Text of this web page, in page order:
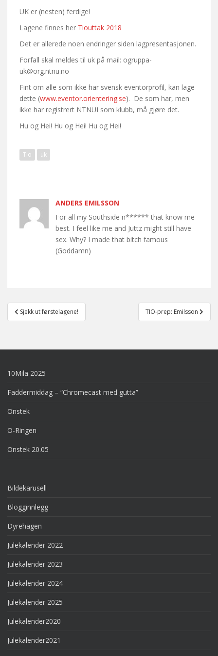
UK er (nesten) ferdige!
Lagene finnes her Tiouttak 2018
Det er allerede noen endringer siden lagpresentasjonen.
Forfall skal meldes til uk på mail: ogruppa-
uk@org.ntnu.no
Fint om alle som ikke har svensk eventorprofil, kan lage
dette (www.eventor.orientering.se). De som har, men
ikke har registrert NTNUI som klubb, må gjøre det.
Hu og Hei! Hu og Hei! Hu og Hei!
Tio uk
ANDERS EMILSSON
For all my Southside n****** that know me
best. I feel like me and Juttz might still have
sex. Why? I made that bitch famous
(Goddamn)
Post
navigation
Sjekk ut førstelagene! TIO-prep: Emilsson
10Mila 2025
Faddermiddag – “Chromecast med gutta”
Onstek
O-Ringen
Onstek 20.05
Bildekarusell
Blogginnlegg
Dyrehagen
Julekalender 2022
Julekalender 2023
Julekalender 2024
Julekalender 2025
Julekalender2020
Julekalender2021